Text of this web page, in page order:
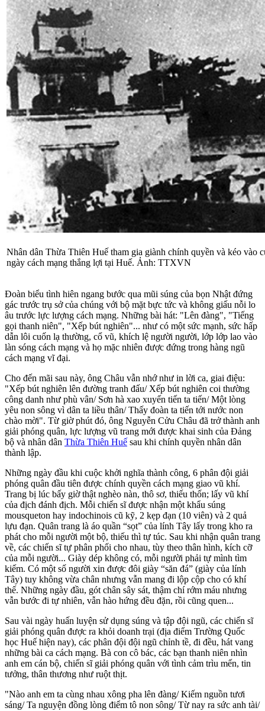
Nhân dân Thừa Thiên Huế tham gia giành chính quyền và kéo vào
ngày cách mạng thắng lợi tại Huế. Ảnh: TTXVN
Đoàn biểu tình hiên ngang bước qua mũi súng của bọn Nhật đứng
gác trước trụ sở của chúng với bộ mặt bực tức và không giấu nỗi lo
âu trước lực lượng cách mạng. Những bài hát: "Lên đàng", "Tiếng
gọi thanh niên", "Xếp bút nghiên"... như có một sức mạnh, sức hấp
dẫn lôi cuốn lạ thường, cổ vũ, khích lệ người người, lớp lớp lao vào
làn sóng cách mạng và họ mặc nhiên được đứng trong hàng ngũ
cách mạng vĩ đại.
Cho đến mãi sau này, ông Châu vẫn nhớ như in lời ca, giai điệu:
"Xếp bút nghiên lên đường tranh đấu/ Xếp bút nghiên coi thường
công danh như phù vân/ Sơn hà xao xuyến tiến ta tiến/ Một lòng
yêu non sông vì dân ta liều thân/ Thấy đoàn ta tiến tới nước non
chào mời". Từ giờ phút đó, ông Nguyễn Cửu Châu đã trở thành anh
giải phóng quân, lực lượng vũ trang mới được khai sinh của Đảng
bộ và nhân dân Thừa Thiên Huế sau khi chính quyền nhân dân
thành lập.
Những ngày đầu khi cuộc khởi nghĩa thành công, 6 phân đội giải
phóng quân đầu tiên được chính quyền cách mạng giao vũ khí.
Trang bị lúc bấy giờ thật nghèo nàn, thô sơ, thiếu thốn; lấy vũ khí
của địch đánh địch. Mỗi chiến sĩ được nhận một khẩu súng
mousqueton hay indochinois cũ kỹ, 2 kẹp đạn (10 viên) và 2 quả
lựu đạn. Quân trang là áo quần “sọt” của lính Tây lấy trong kho ra
phát cho mỗi người một bộ, thiếu thì tự túc. Sau khi nhận quân trang
về, các chiến sĩ tự phân phối cho nhau, tùy theo thân hình, kích cỡ
của mỗi người... Giày dép không có, mỗi người phải tự mình tìm
kiếm. Có một số người xin được đôi giày “săn đá” (giày của lính
Tây) tuy không vừa chân nhưng vẫn mang đi lộp cộp cho có khí
thế. Những ngày đầu, gót chân sây sát, thậm chí rớm máu nhưng
vẫn bước đi tự nhiên, vẫn hào hứng đều đặn, rồi cũng quen...
Sau vài ngày huấn luyện sử dụng súng và tập đội ngũ, các chiến sĩ
giải phóng quân được ra khỏi doanh trại (địa điểm Trường Quốc
học Huế hiện nay), các phân đội đội ngũ chỉnh tề, đi đều, hát vang
những bài ca cách mạng. Bà con cô bác, các bạn thanh niên nhìn
anh em cán bộ, chiến sĩ giải phóng quân với tình cảm trìu mến, tin
tưởng, thân thương như ruột thịt.
"Nào anh em ta cùng nhau xông pha lên đàng/ Kiếm nguồn tươi
sáng/ Ta nguyện đồng lòng điểm tô non sông/ Từ nay ra sức anh tài/